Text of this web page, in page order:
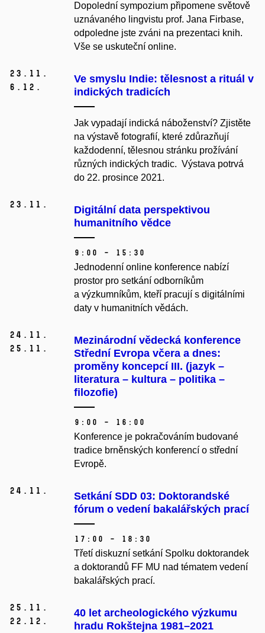
Dopolední sympozium připomene světově
uznávaného lingvistu prof. Jana Firbase,
odpoledne jste zváni na prezentaci knih.
Vše se uskuteční online.
23. 11.
6. 12.
Ve smyslu Indie: tělesnost a rituál v
indických tradicích
Jak vypadají indická náboženství? Zjistěte
na výstavě fotografií, které zdůrazňují
každodenní, tělesnou stránku prožívání
různých indických tradic. Výstava potrvá
do 22. prosince 2021.
23. 11.
Digitální data perspektivou
humanitního vědce
9:00 – 15:30
Jednodenní online konference nabízí
prostor pro setkání odborníkům
a výzkumníkům, kteří pracují s digitálními
daty v humanitních vědách.
24. 11.
25. 11.
Mezinárodní vědecká konference
Střední Evropa včera a dnes:
proměny koncepcí III. (jazyk –
literatura – kultura – politika –
filozofie)
9:00 – 16:00
Konference je pokračováním budované
tradice brněnských konferencí o střední
Evropě.
24. 11.
Setkání SDD 03: Doktorandské
fórum o vedení bakalářských prací
17:00 – 18:30
Třetí diskuzní setkání Spolku doktorandek
a doktorandů FF MU nad tématem vedení
bakalářských prací.
25. 11.
22. 12.
40 let archeologického výzkumu
hradu Rokštejna 1981–2021